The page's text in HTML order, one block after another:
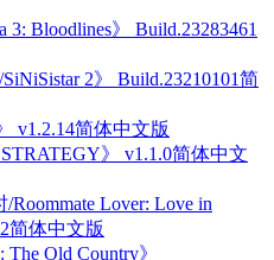
3: Bloodlines》 Build.23283461
2》 Build.23210101简
v1.2.14简体中文版
》 v1.1.0简体中文
Roommate Lover: Love in
简体中文版
Old Country》